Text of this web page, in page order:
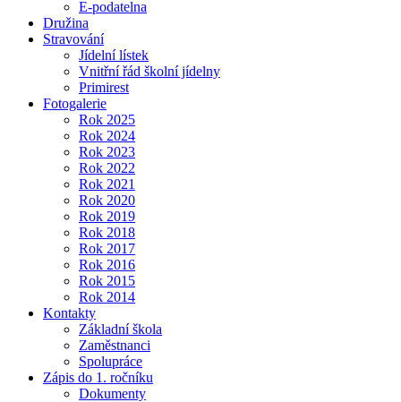
E-podatelna
Družina
Stravování
Jídelní lístek
Vnitřní řád školní jídelny
Primirest
Fotogalerie
Rok 2025
Rok 2024
Rok 2023
Rok 2022
Rok 2021
Rok 2020
Rok 2019
Rok 2018
Rok 2017
Rok 2016
Rok 2015
Rok 2014
Kontakty
Základní škola
Zaměstnanci
Spolupráce
Zápis do 1. ročníku
Dokumenty